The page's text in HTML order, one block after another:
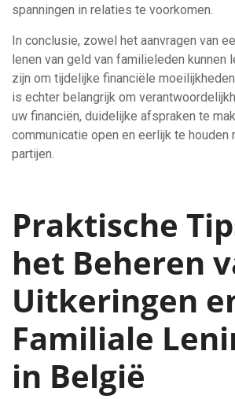
spanningen in relaties te voorkomen.
In conclusie, zowel het aanvragen van
lenen van geld van familieleden kunnen
zijn om tijdelijke financiële
is echter belangrijk om
uw financiën, duidelijke afspraken te
communicatie open en eerlijk te houden
partijen.
Praktische
het Beheren
Uitkeringen
Familiale
in België